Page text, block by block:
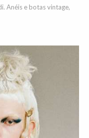
Anéis e botas vintage,